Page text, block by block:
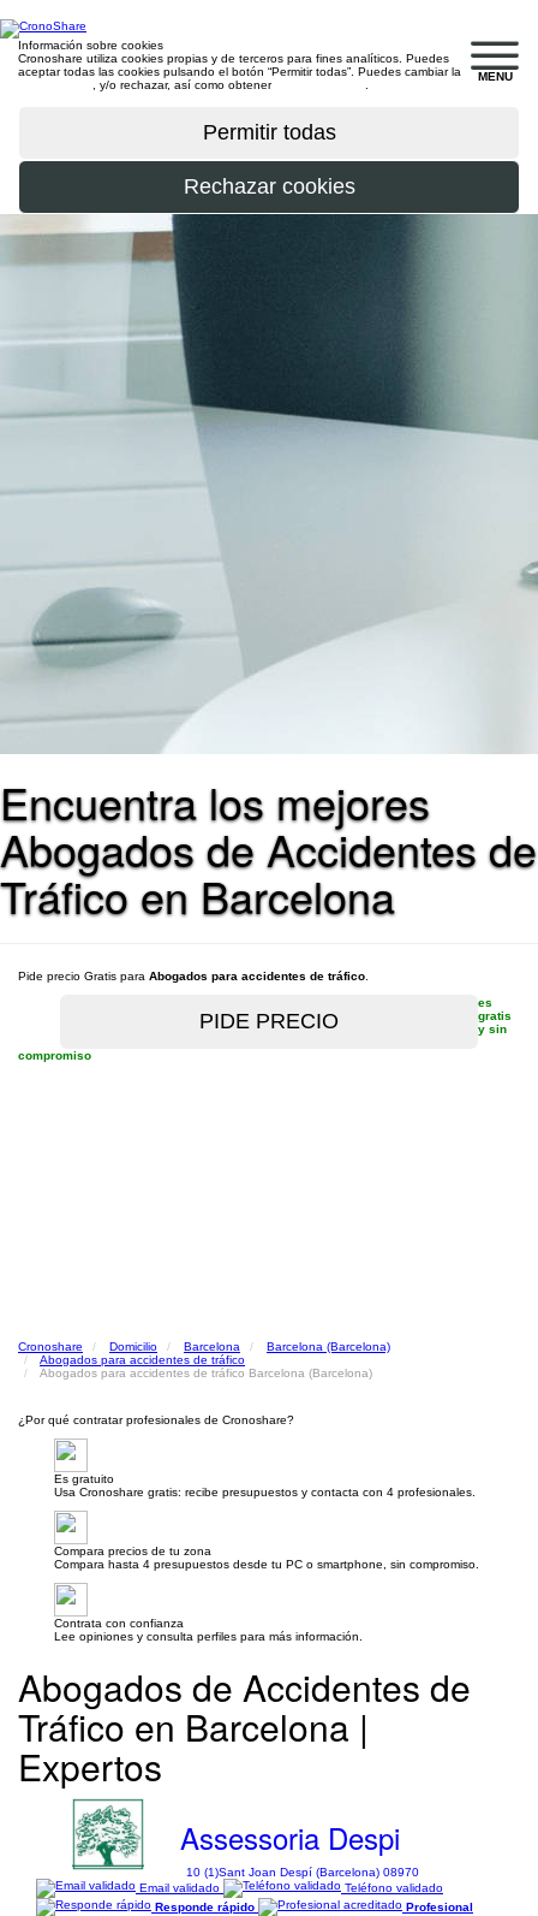
MENU
Información sobre cookies
Cronoshare utiliza cookies propias y de terceros para fines analíticos. Puedes
aceptar todas las cookies pulsando el botón “Permitir todas”. Puedes cambiar la
, y/o rechazar, así como obtener
Encuentra los mejores
Abogados de Accidentes de
Tráfico en Barcelona
Pide precio Gratis para Abogados para accidentes de tráfico
es
gratis
y sin
compromiso
Cronoshare Domicilio Barcelona
Barcelona (Barcelona)
Abogados para accidentes de tráfico
Abogados para accidentes de tráfico Barcelona (Barcelona)
¿Por qué contratar profesionales de Cronoshare?
Es gratuito
Usa Cronoshare gratis: recibe presupuestos y contacta con 4 profesionales.
Compara precios de tu zona
Compara hasta 4 presupuestos desde tu PC o smartphone, sin compromiso.
Contrata con confianza
Lee opiniones y consulta perfiles para más información.
Abogados de Accidentes de
Tráfico en Barcelona |
Expertos
Assessoria Despi
10 (1)Sant Joan Despí (Barcelona) 08970
Email validado
Teléfono validado
Responde rápido
Profesional